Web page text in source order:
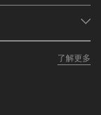
了解更多